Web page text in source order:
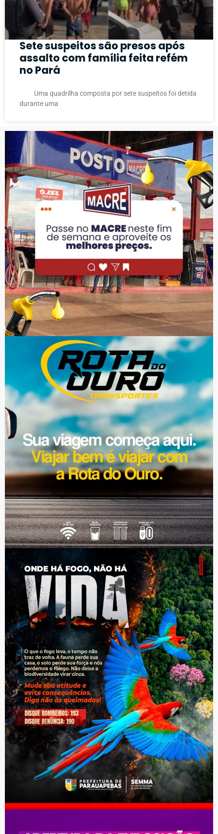
Sete suspeitos são presos após
assalto com família feita refém
no Pará
Uma quadrilha composta por sete suspeitos foi detida
durante uma
PUBLICIDADE